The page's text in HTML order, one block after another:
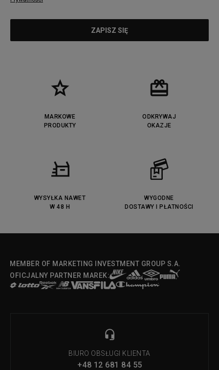
MARKOWE
PRODUKTY
ODKRYWAJ
OKAZJE
WYSYŁKA NAWET
W 48 H
WYGODNE
DOSTAWY I PŁATNOŚCI
MEMBER OF MARKETING INVESTMENT GROUP S.A.
OFICJALNY PARTNER MAREK:
BIURO OBSŁUGI KLIENTA
+48 12 681 84 55